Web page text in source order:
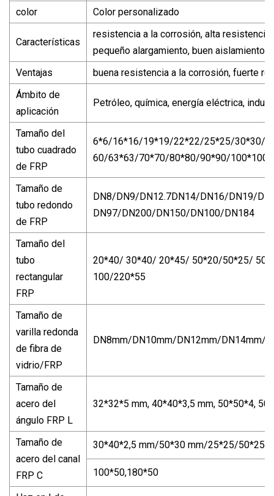
color Color personalizado
Características
resistencia a la corrosión, alta
pequeño alargamiento, buen aislamiento
Ventajas
buena resistencia a la corrosión, fuerte
Ámbito de
aplicación
Petróleo, química, energía eléctrica,
Tamaño del
tubo cuadrado
de FRP
6*6/16*16/19*19/22*22/25*25/30*30/
60/63*63/70*70/80*80/90*90/
Tamaño de
tubo redondo
de FRP
DN8/DN9/DN12.7DN14/DN16/DN19/
DN97/DN200/DN150/DN100/DN184
Tamaño del
tubo
rectangular
FRP
20*40/ 30*40/ 20*45/ 50*20/50*25/
100/220*55
Tamaño de
varilla redonda
de fibra de
vidrio/FRP
DN8mm/DN10mm/DN12mm/DN14mm/
Tamaño de
acero del
ángulo FRP L
32*32*5 mm, 40*40*3,5 mm, 50*50*4,
Tamaño de
acero del canal
FRP C
30*40*2,5 mm/50*30 mm/25*25/50*25/
100*50,180*50